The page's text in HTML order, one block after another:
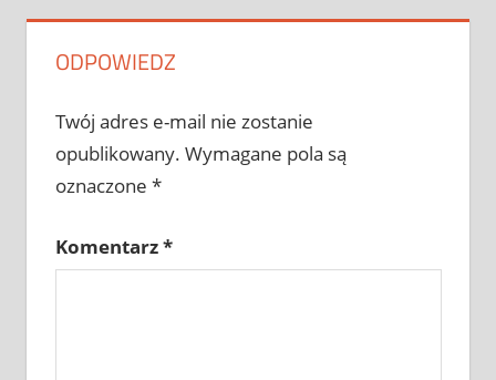
ODPOWIEDZ
Twój adres e-mail nie zostanie
opublikowany. Wymagane pola są
oznaczone *
Komentarz*